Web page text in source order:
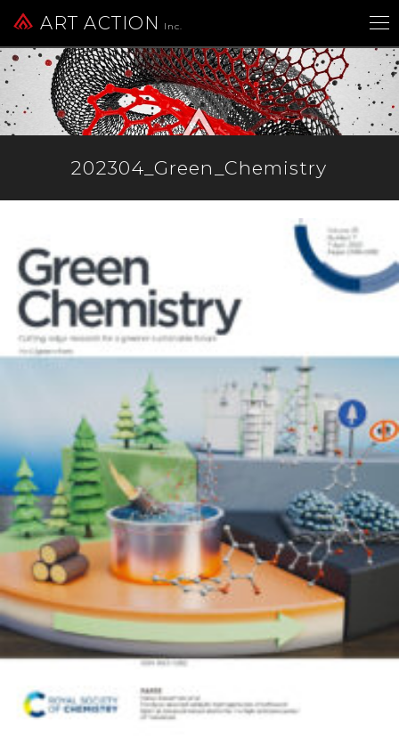
ART ACTION Inc.
202304_Green_Chemistry